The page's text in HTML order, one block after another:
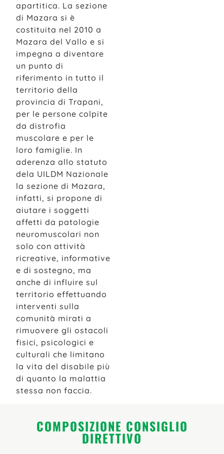
apartitica. La sezione
di Mazara si è
costituita nel 2010 a
Mazara del Vallo e si
impegna a diventare
un punto di
riferimento in tutto il
territorio della
provincia di Trapani,
per le persone colpite
da distrofia
muscolare e per le
loro famiglie. In
aderenza allo statuto
dela UILDM Nazionale
la sezione di Mazara,
infatti, si propone di
aiutare i soggetti
affetti da patologie
neuromuscolari non
solo con attività
ricreative, informative
e di sostegno, ma
anche di influire sul
territorio effettuando
interventi sulla
comunità mirati a
rimuovere gli ostacoli
fisici, psicologici e
culturali che limitano
la vita del disabile più
di quanto la malattia
stessa non faccia.
COMPOSIZIONE CONSIGLIO
DIRETTIVO